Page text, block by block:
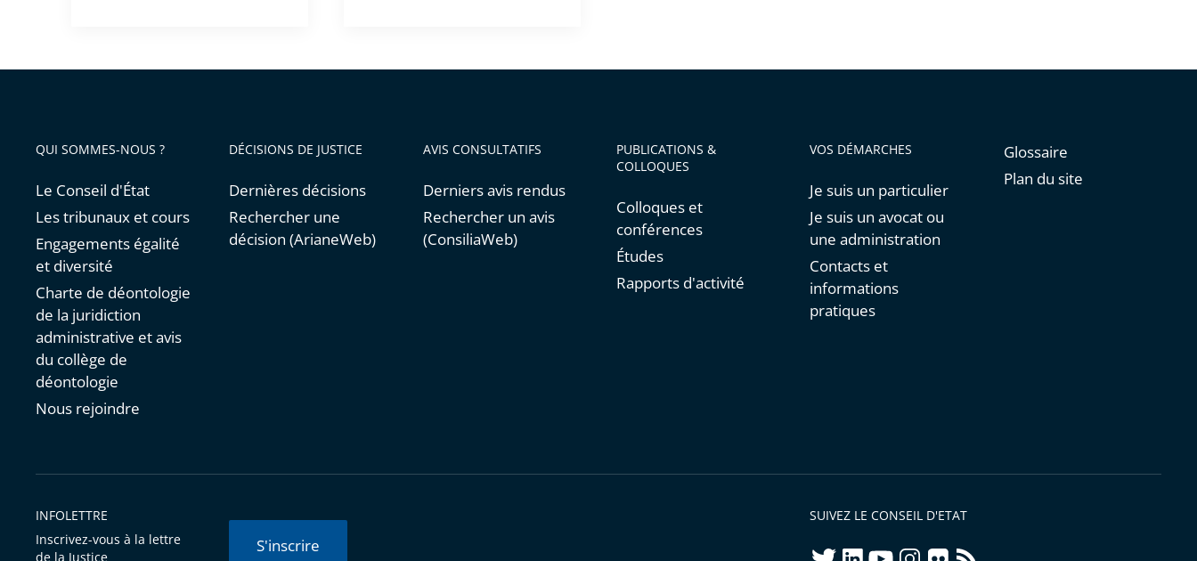
QUI SOMMES-NOUS ?
Le Conseil d'État
Les tribunaux et cours
Engagements égalité
et diversité
Charte de déontologie
de la juridiction
administrative et avis
du collège de
déontologie
Nous rejoindre
DÉCISIONS DE JUSTICE
Dernières décisions
Rechercher une
décision (ArianeWeb)
AVIS CONSULTATIFS
Derniers avis rendus
Rechercher un avis
(ConsiliaWeb)
PUBLICATIONS &
COLLOQUES
Colloques et
conférences
Études
Rapports d'activité
VOS DÉMARCHES
Je suis un particulier
Je suis un avocat ou
une administration
Contacts et
informations
pratiques
Glossaire
Plan du site
INFOLETTRE
Inscrivez-vous à la lettre
de la Justice
S'inscrire
SUIVEZ LE CONSEIL D'ETAT
twitterlinkedInyoutubeinstagram
flickrrss